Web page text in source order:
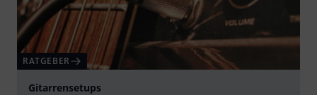
RATGEBER
Gitarrensetups